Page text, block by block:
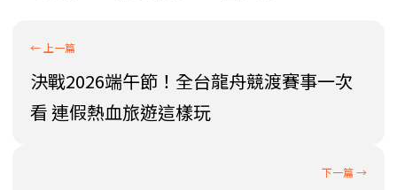
決戰2026端午節！全台龍舟競渡賽事一次
看 連假熱血旅遊這樣玩